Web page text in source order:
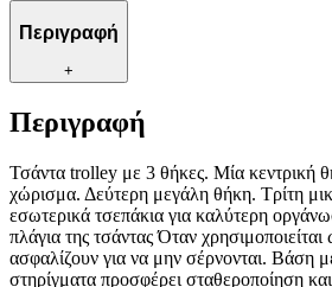
Περιγραφή
+
Περιγραφή
Τσάντα trolley με 3 θήκες. Μία κεντρική
χώρισμα. Δεύτερη μεγάλη θήκη. Τρίτη
εσωτερικά τσεπάκια για καλύτερη
πλάγια της τσάντας Όταν
ασφαλίζουν για να μην σέρνονται. Βάση
στηρίγματα προσφέρει σταθεροποίηση